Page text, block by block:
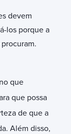
devem
los porque a
que
que possa
de que a
Além disso,